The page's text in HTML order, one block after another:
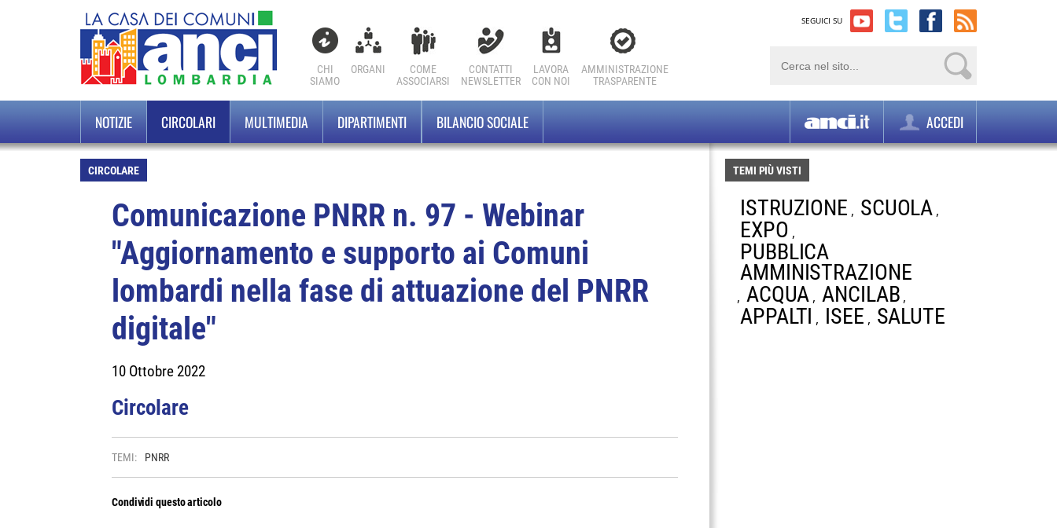
CHI
SIAMO
ORGANI
COME
ASSOCIARSI
CONTATTI
NEWSLETTER
LAVORA
CON NOI
AMMINISTRAZIONE
TRASPARENTE
SEGUICI SU
NOTIZIE CIRCOLARI MULTIMEDIA DIPARTIMENTI BILANCIO SOCIALE ACCEDI
CIRCOLARE
Comunicazione PNRR n. 97 - Webinar
"Aggiornamento e supporto ai Comuni
lombardi nella fase di attuazione del PNRR
digitale"
10 Ottobre 2022
Circolare
TEMI: PNRR
Condividi questo articolo
TEMI PIÙ VISTI
ISTRUZIONE , SCUOLA ,
EXPO ,
PUBBLICA
AMMINISTRAZIONE
, ACQUA , ANCILAB ,
APPALTI , ISEE , SALUTE